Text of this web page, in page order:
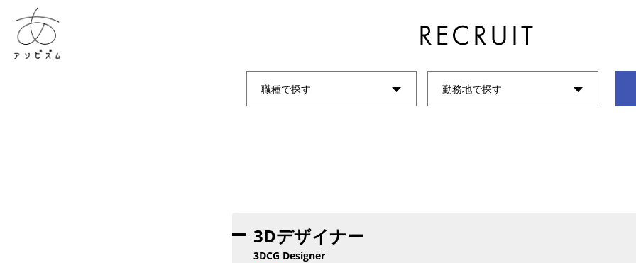
職種で探す 勤務地で探す
3Dデザイナー
3DCG Designer